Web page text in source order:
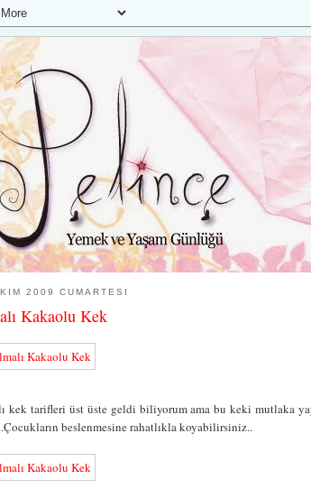
2009 CUMARTESI
Kakaolu Kek
kek tarifleri üst üste geldi biliyorum ama bu keki mutlaka
beslenmesine rahatlıkla koyabilirsiniz..